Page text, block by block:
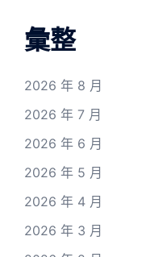
彙整
2026 年 8 月
2026 年 7 月
2026 年 6 月
2026 年 5 月
2026 年 4 月
2026 年 3 月